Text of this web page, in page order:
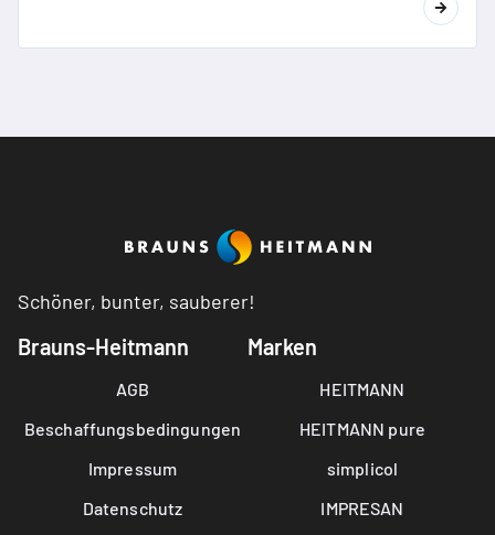
Schöner, bunter, sauberer!
Brauns-Heitmann
AGB
Beschaffungsbedingungen
Impressum
Datenschutz
Marken
HEITMANN
HEITMANN pure
simplicol
IMPRESAN